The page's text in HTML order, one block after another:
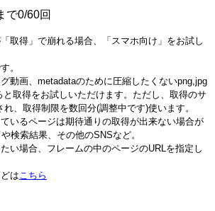
で0/60回
取得」で崩れる場合、「スマホ向け」をお試し
。
動画、metadataのために圧縮したくないpng,jpg
と取得をお試しいただけます。ただし、取得のサ
、取得制限を数回分(調整中です)使います。
いるページは期待通りの取得が出来ない場合が
検索結果、その他のSNSなど。
い場合、フレームの中のページのURLを指定し
はこちら